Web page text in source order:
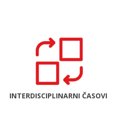
INTERDISCIPLINARNI ČASOVI